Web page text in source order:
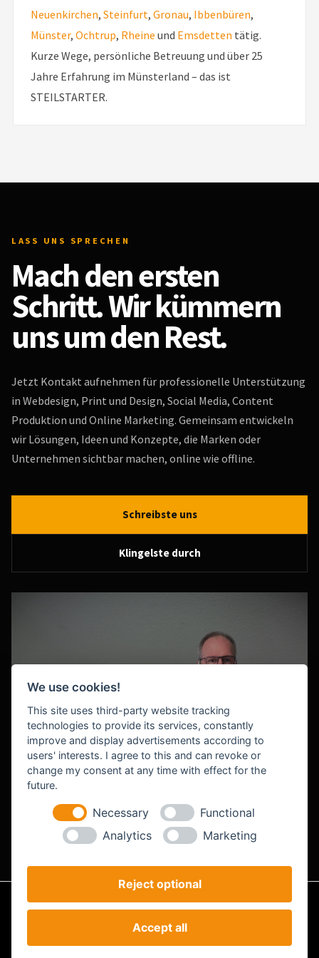
Abhängigkeiten in beiden Fällen.
Neuenkirchen, Steinfurt, Gronau, Ibbenbüren,
Münster, Ochtrup, Rheine und Emsdetten tätig.
Kurze Wege, persönliche Betreuung und über 25
Jahre Erfahrung im Münsterland – das ist
STEILSTARTER.
LASS UNS SPRECHEN
Mach den ersten
Schritt. Wir kümmern
uns um den Rest.
Jetzt Kontakt aufnehmen für professionelle Unterstützung
in Webdesign, Print und Design, Social Media, Content
Produktion und Online Marketing. Gemeinsam entwickeln
wir Lösungen, Ideen und Konzepte, die Marken oder
Unternehmen sichtbar machen, online wie offline.
Schreibste uns
Klingelste durch
CEO & Projektmanagement
Datenschutz
We use cookies!
This site uses third-party website tracking
technologies to provide its services, constantly
improve and display advertisements according to
users' interests. I agree to this and can revoke or
change my consent at any time with effect for the
future.
Necessary
Functional
Analytics
Marketing
Reject optional
Accept all